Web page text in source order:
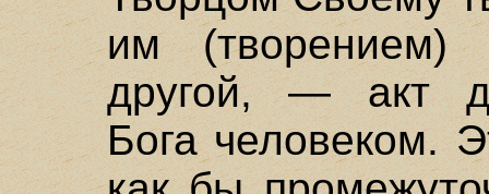
им
другой, — акт
Бога человеком.